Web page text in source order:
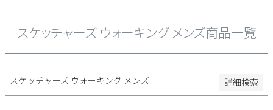
すべての商品
スケッチャーズ ウォーキング メンズ商品一覧
スケッチャーズ ウォーキング メンズ 詳細検索
検索